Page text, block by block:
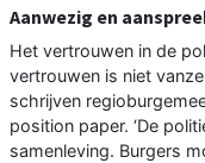
Aanwezig en
Het vertrouwen in de
vertrouwen is niet
schrijven
position paper. ‘De
samenleving. Burgers